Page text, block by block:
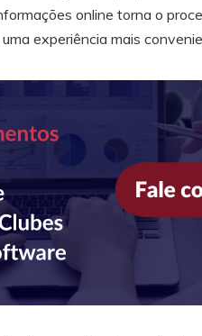
online torna o
experiência mais